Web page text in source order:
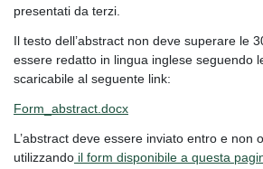
presentati da terzi.
Il testo dell’abstract non deve superare le
essere redatto in lingua inglese seguendo
scaricabile al seguente link:
Form_abstract.docx
L’abstract deve essere inviato entro e non
utilizzando il form disponibile a questa